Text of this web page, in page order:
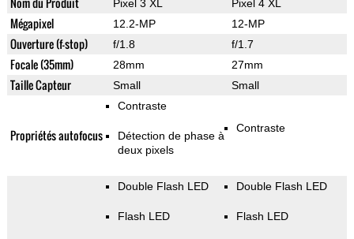
Pixel 3 XL Pixel 4 XL
Mégapixel 12.2-MP 12-MP
Ouverture (f-stop) f/1.8 f/1.7
Focale (35mm) 28mm 27mm
Taille Capteur Small Small
Propriétés autofocus
Contraste
Détection de phase à
deux pixels
Contraste
Double Flash LED
Flash LED
Double Flash LED
Flash LED